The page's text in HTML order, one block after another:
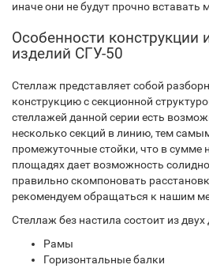
иначе они не будут прочно вставать
Особенности конструкции
изделий СГУ-50
Стеллаж представляет собой
конструкцию с секционной
стеллажей данной серии есть
несколько секций в линию, тем
промежуточные стойки, что в сумме
площадях дает возможность
правильно скомпоновать
рекомендуем обращаться к нашим
Стеллаж без настила состоит из двух
Рамы
Горизонтальные балки